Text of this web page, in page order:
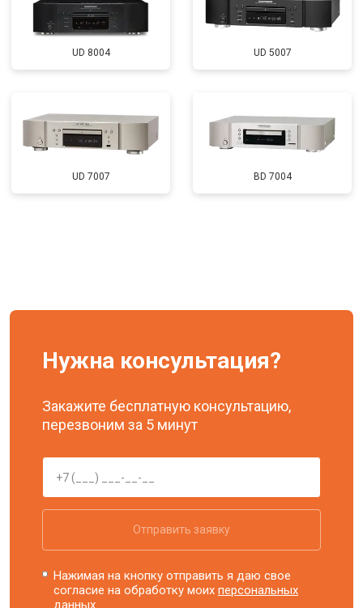
UD 8004 UD 5007
UD 7007 BD 7004
Нужна консультация?
Закажите бесплатную консультацию,
перезвоним за 5 минут
Отправить заявку
Нажимая на кнопку отправить я даю свое
согласие на обработку моихперсональных
данных.